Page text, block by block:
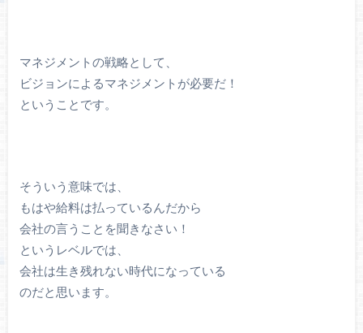
マネジメントの戦略として、
ビジョンによるマネジメントが必要だ！
ということです。
そういう意味では、
もはや給料は払っているんだから
会社の言うことを聞きなさい！
というレベルでは、
会社は生き残れない時代になっている
のだと思います。